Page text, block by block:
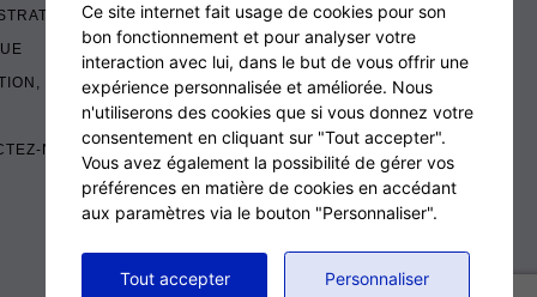
RENOUVELLEMENT ET ÉCHOS
NOUS
RETOUR AU HAUT DE LA PAGE
Ce site internet fait usage de cookies pour son
bon fonctionnement et pour analyser votre
interaction avec lui, dans le but de vous offrir une
expérience personnalisée et améliorée. Nous
n'utiliserons des cookies que si vous donnez votre
consentement en cliquant sur "Tout accepter".
Vous avez également la possibilité de gérer vos
préférences en matière de cookies en accédant
aux paramètres via le bouton "Personnaliser".
Tout accepter Personnaliser